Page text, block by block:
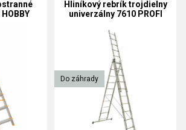
Hliníkový rebrík trojdielny
univerzálny 7610 PROFI
Do záhrady